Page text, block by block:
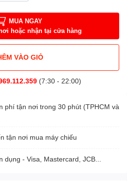
MUA NGAY
hoặc nhận tại cửa hàng
VÀO GIỎ
(7:30 - 22:00)
phí tận nơi trong 30 phút (TPHCM và
tận nơi mua máy chiếu
- Visa, Mastercard, JCB...